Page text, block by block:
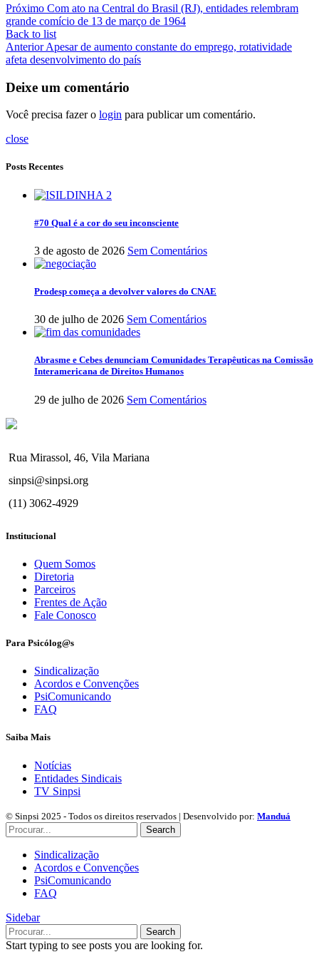
Próximo Com ato na Central do Brasil (RJ), entidades relembram
grande comício de 13 de março de 1964
Back to list
Anterior Apesar de aumento constante do emprego, rotatividade
afeta desenvolvimento do país
Deixe um comentário
Você precisa fazer o login para publicar um comentário.
close
Posts Recentes
#70 Qual é a cor do seu inconsciente
3 de agosto de 2026 Sem Comentários
Prodesp começa a devolver valores do CNAE
30 de julho de 2026 Sem Comentários
Abrasme e Cebes denunciam Comunidades Terapêuticas na Comissão
Interamericana de Direitos Humanos
29 de julho de 2026 Sem Comentários
Rua Mirassol, 46, Vila Mariana
sinpsi@sinpsi.org
(11) 3062-4929
Institucional
Quem Somos
Diretoria
Parceiros
Frentes de Ação
Fale Conosco
Para Psicólog@s
Sindicalização
Acordos e Convenções
PsiComunicando
FAQ
Saiba Mais
Notícias
Entidades Sindicais
TV Sinpsi
© Sinpsi 2025 - Todos os direitos reservados | Desenvolvido por: Manduá
Search
Sindicalização
Acordos e Convenções
PsiComunicando
FAQ
Sidebar
Search
Start typing to see posts you are looking for.